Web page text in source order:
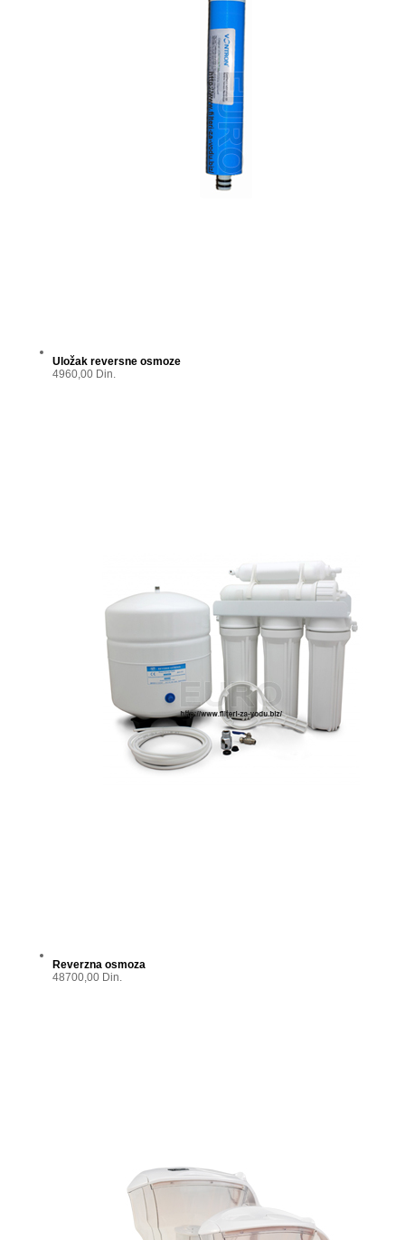
Uložak reversne osmoze
4960,00 Din.
Reverzna osmoza
48700,00 Din.